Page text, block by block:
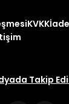
KVKK
Takip